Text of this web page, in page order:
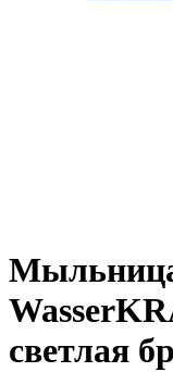
светлая